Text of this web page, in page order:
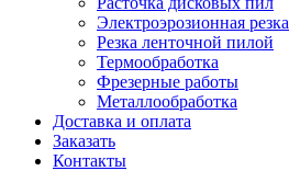
Электроэрозионная резка
Резка ленточной пилой
Термообработка
Фрезерные работы
Металлообработка
Доставка и оплата
Заказать
Контакты